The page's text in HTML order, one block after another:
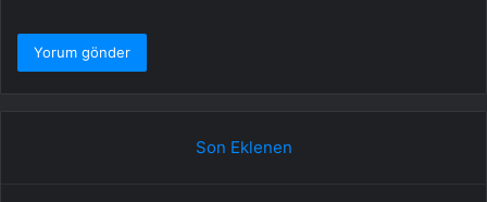
Son Eklenen